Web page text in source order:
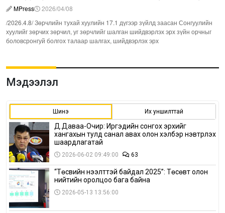
MPress
2026/04/08
/2026.4.8/ Зөрчлийн тухай хуулийн 17.1 дүгээр зүйлд заасан Сонгуулийн
хуулийг зөрчих зөрчил, уг зөрчлийг шалган шийдвэрлэх эрх зүйн орчныг
боловсронгуй болгох талаар шалгах, шийдвэрлэх эрх
Мэдээлэл
Шинэ Их уншилттай
Д.Даваа-Очир: Иргэдийн сонгох эрхийг
хангахын тулд санал авах олон хэлбэр нэвтрүүлэх
шаардлагатай
2026-06-02 09:49:00 63
“Төсвийн нээлттэй байдал 2025”: Төсөвт олон
нийтийн оролцоо бага байна
2026-05-13 13:56:00